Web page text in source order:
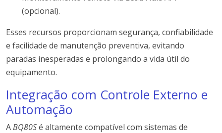
(opcional).
Esses recursos proporcionam segurança, confiabilidade
e facilidade de manutenção preventiva, evitando
paradas inesperadas e prolongando a vida útil do
equipamento.
Integração com Controle Externo e
Automação
ABQ80Sé altamente compatível com sistemas de